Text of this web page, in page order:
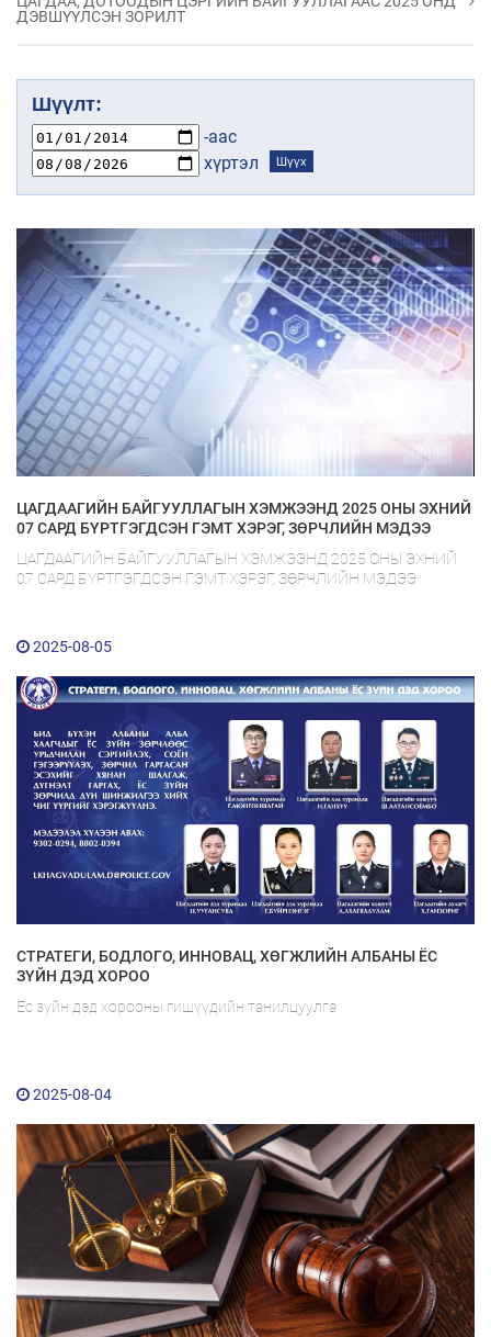
ДЭВШҮҮЛСЭН ЗОРИЛТ
Шүүлт:
-аас
хүртэл
Шүүх
ЦАГДААГИЙН БАЙГУУЛЛАГЫН ХЭМЖЭЭНД 2025 ОНЫ ЭХНИЙ
07 САРД БҮРТГЭГДСЭН ГЭМТ ХЭРЭГ, ЗӨРЧЛИЙН МЭДЭЭ
ЦАГДААГИЙН БАЙГУУЛЛАГЫН ХЭМЖЭЭНД 2025 ОНЫ ЭХНИЙ
07 САРД БҮРТГЭГДСЭН ГЭМТ ХЭРЭГ, ЗӨРЧЛИЙН МЭДЭЭ
2025-08-05
СТРАТЕГИ, БОДЛОГО, ИННОВАЦ, ХӨГЖЛИЙН АЛБАНЫ ЁС
ЗҮЙН ДЭД ХОРОО
Ёс зүйн дэд хорооны гишүүдийн танилцуулга
2025-08-04
Мэдээллийн ил тод байдал
Удирдлагын шийдвэрийн ил тод байдал
Авлигын эсрэг үйл ажиллагаа